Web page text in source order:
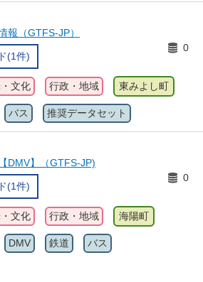
（GTFS-JP）
(1件)
0
文化 行政・地域 東みよし町
バス 推奨データセット
DMV】（GTFS-JP)
(1件)
0
文化 行政・地域 海陽町
DMV 鉄道 バス